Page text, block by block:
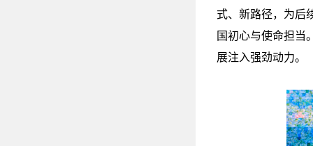
式、新路径，为后
国初心与使命担当
展注入强劲动力。